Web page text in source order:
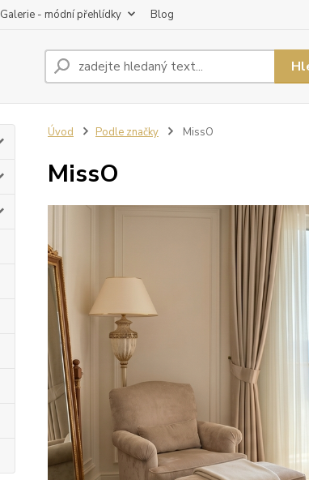
Galerie - módní přehlídky Blog
Úvod Podle značky MissO
MissO